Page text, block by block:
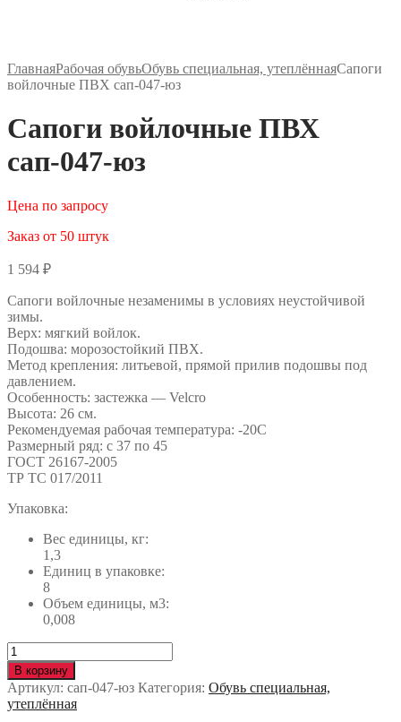
ГлавнаяРабочая обувьОбувь специальная, утеплённаяСапоги
войлочные ПВХ сап-047-юз
Сапоги войлочные ПВХ
сап-047-юз
Цена по запросу
Заказ от 50 штук
1 594 ₽
Сапоги войлочные незаменимы в условиях неустойчивой
зимы.
Верх: мягкий войлок.
Подошва: морозостойкий ПВХ.
Метод крепления: литьевой, прямой прилив подошвы под
давлением.
Особенность: застежка — Velсro
Высота: 26 см.
Рекомендуемая рабочая температура: -20С
Размерный ряд: с 37 по 45
ГОСТ 26167-2005
ТР ТС 017/2011
Упаковка:
Вес единицы, кг:
1,3
Единиц в упаковке:
8
Объем единицы, м3:
0,008
Количество
Сапоги
войлочные
ПВХ
сап-047-
В корзину
Артикул: сап-047-юз Категория: Обувь специальная,
утеплённая